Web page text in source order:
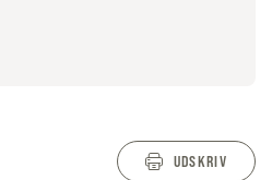
UDSKRIV